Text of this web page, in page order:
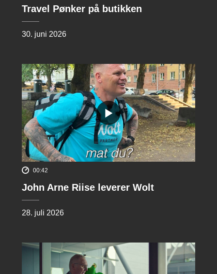
Travel Pønker på butikken
30. juni 2026
00:42
John Arne Riise leverer Wolt
28. juli 2026